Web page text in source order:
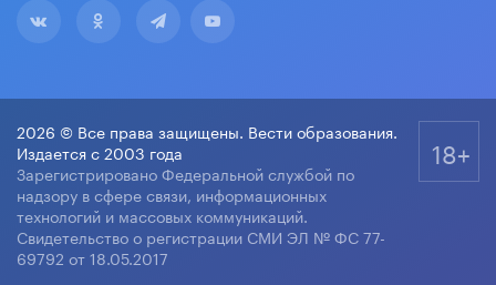
2026 © Все права защищены. Вести образования.
Издается с 2003 года
Зарегистрировано Федеральной службой по
надзору в сфере связи, информационных
технологий и массовых коммуникаций.
Свидетельство о регистрации СМИ ЭЛ № ФС 77-
69792 от 18.05.2017
18+